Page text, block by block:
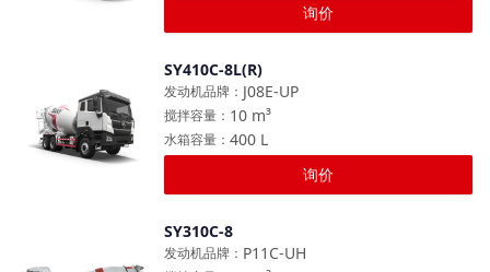
询价
SY410C-8L(R)
J08E-UP
发动机品牌 ：
10 m³
搅拌容量 ：
400 L
水箱容量 ：
询价
SY310C-8
P11C-UH
发动机品牌 ：